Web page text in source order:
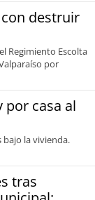
destruir
Regimiento Escolta
por
por casa al
la vivienda.
tras